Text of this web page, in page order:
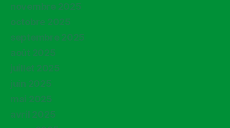
novembre 2025
octobre 2025
septembre 2025
août 2025
juillet 2025
juin 2025
mai 2025
avril 2025